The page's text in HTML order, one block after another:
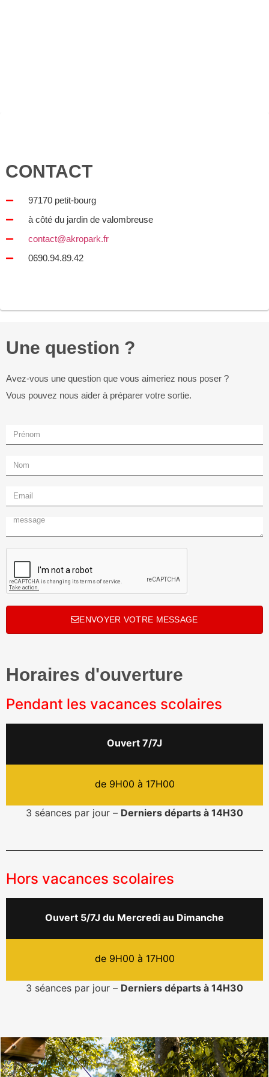
CONTACT
97170 petit-bourg
à côté du jardin de valombreuse
contact@akropark.fr
0690.94.89.42
Une question ?
Avez-vous une question que vous aimeriez nous poser ?
Vous pouvez nous aider à préparer votre sortie.
ENVOYER VOTRE MESSAGE
Horaires d'ouverture
Pendant les vacances scolaires
Ouvert 7/7J
de 9H00 à 17H00
3 séances par jour – Derniers départs à 14H30
Hors vacances scolaires​
Ouvert 5/7J du Mercredi au Dimanche
de 9H00 à 17H00
3 séances par jour – Derniers départs à 14H30